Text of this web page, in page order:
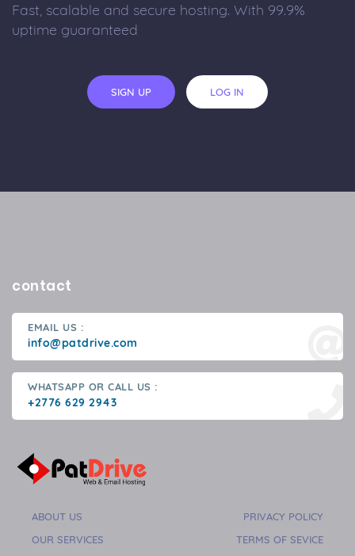
Fast, scalable and secure hosting. With 99.9%
uptime guaranteed
SIGN UP LOG IN
contact
EMAIL US :
info@patdrive.com
WHATSAPP OR CALL US :
+2776 629 2943
ABOUT US
OUR SERVICES
PRIVACY POLICY
TERMS OF SEVICE